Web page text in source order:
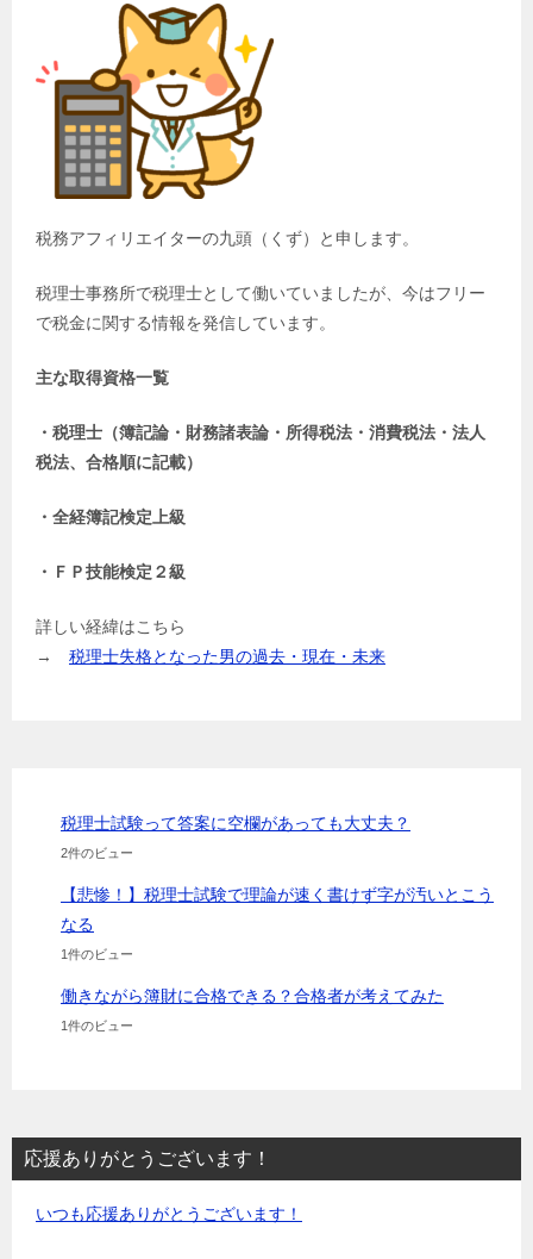
税務アフィリエイターの九頭（くず）と申します。
税理士事務所で税理士として働いていましたが、今はフリー
で税金に関する情報を発信しています。
主な取得資格一覧
・税理士（簿記論・財務諸表論・所得税法・消費税法・法人
税法、合格順に記載）
・全経簿記検定上級
・ＦＰ技能検定２級
詳しい経緯はこちら
→ 税理士失格となった男の過去・現在・未来
税理士試験って答案に空欄があっても大丈夫？
2件のビュー
【悲惨！】税理士試験で理論が速く書けず字が汚いとこう
なる
1件のビュー
働きながら簿財に合格できる？合格者が考えてみた
1件のビュー
応援ありがとうございます！
いつも応援ありがとうございます！